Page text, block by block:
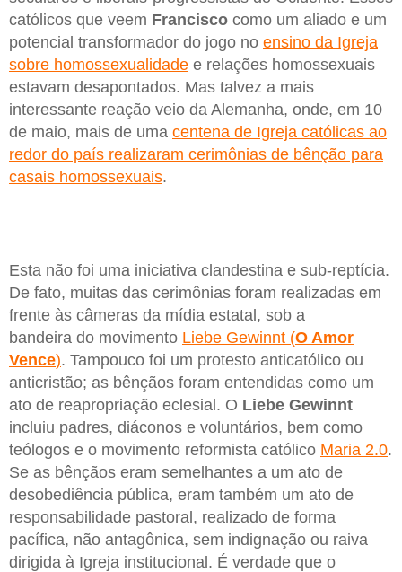
católicos que veem Francisco como um aliado e um
potencial transformador do jogo no ensino da Igreja
sobre homossexualidade e relações homossexuais
estavam desapontados. Mas talvez a mais
interessante reação veio da Alemanha, onde, em 10
de maio, mais de uma centena de Igreja católicas ao
redor do país realizaram cerimônias de bênção para
casais homossexuais.
Esta não foi uma iniciativa clandestina e sub-reptícia.
De fato, muitas das cerimônias foram realizadas em
frente às câmeras da mídia estatal, sob a
bandeira do movimento Liebe Gewinnt (O Amor
Vence). Tampouco foi um protesto anticatólico ou
anticristão; as bênçãos foram entendidas como um
ato de reapropriação eclesial. O Liebe Gewinnt
incluiu padres, diáconos e voluntários, bem como
teólogos e o movimento reformista católico Maria 2.0.
Se as bênçãos eram semelhantes a um ato de
desobediência pública, eram também um ato de
responsabilidade pastoral, realizado de forma
pacífica, não antagônica, sem indignação ou raiva
dirigida à Igreja institucional. É verdade que o